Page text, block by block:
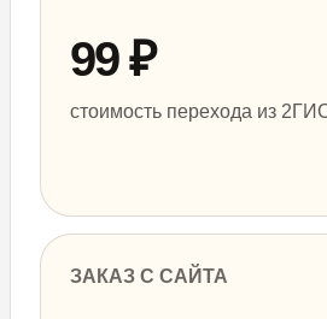
99 ₽
стоимость перехода из
ЗАКАЗ С САЙТА